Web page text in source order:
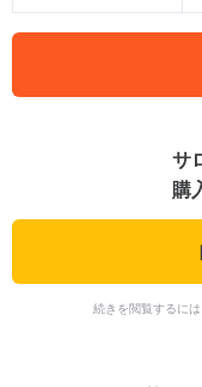
サ
購
続きを閲覧するに